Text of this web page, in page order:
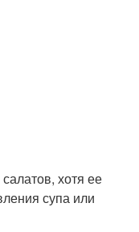
хотя ее
супа или